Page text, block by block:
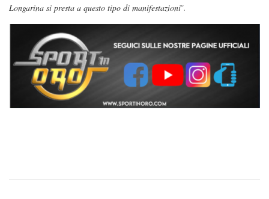
Longarina si presta a questo tipo di manifestazioni“.